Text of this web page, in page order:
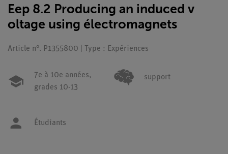
Eep 8.2 Producing an induced v
oltage using électromagnets
Article n°. P1355800 | Type : Expériences
7e à 10e années,
grades 10-13
support
Étudiants